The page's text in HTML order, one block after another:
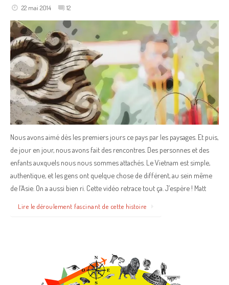
22 mai 2014 12
Nous avons aimé dès les premiers jours ce pays par les paysages. Et puis,
de jour en jour, nous avons fait des rencontres. Des personnes et des
enfants auxquels nous nous sommes attachés. Le Vietnam est simple,
authentique, et les gens ont quelque chose de différent, au sein même
de l’Asie. On a aussi bien ri. Cette vidéo retrace tout ça. J’espère ! Matt
Lire le déroulement fascinant de cette histoire